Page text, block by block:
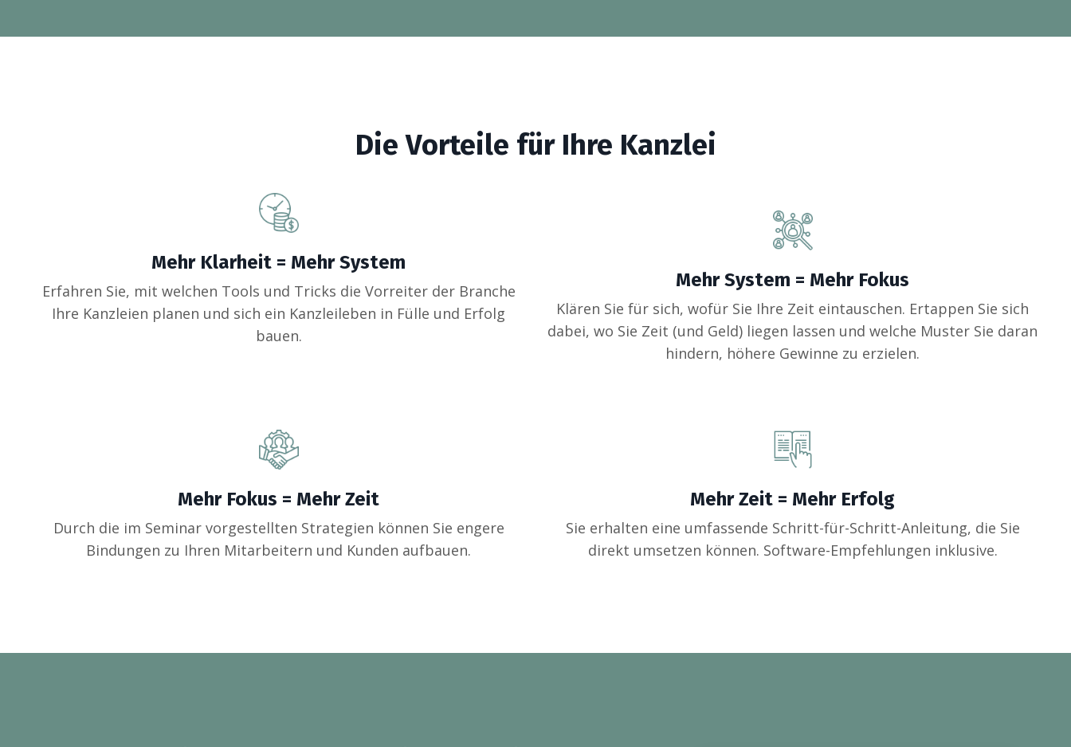
Die Vorteile für Ihre Kanzlei
Mehr Klarheit = Mehr System
Erfahren Sie, mit welchen Tools und Tricks die Vorreiter der Branche
Ihre Kanzleien planen und sich ein Kanzleileben in Fülle und Erfolg
bauen.
Mehr System = Mehr Fokus
Klären Sie für sich, wofür Sie Ihre Zeit eintauschen. Ertappen Sie sich
dabei, wo Sie Zeit (und Geld) liegen lassen und welche Muster Sie daran
hindern, höhere Gewinne zu erzielen.
Mehr Fokus = Mehr Zeit
Durch die im Seminar vorgestellten Strategien können Sie engere
Bindungen zu Ihren Mitarbeitern und Kunden aufbauen.
Mehr Zeit = Mehr Erfolg
Sie erhalten eine umfassende Schritt-für-Schritt-Anleitung, die Sie
direkt umsetzen können. Software-Empfehlungen inklusive.